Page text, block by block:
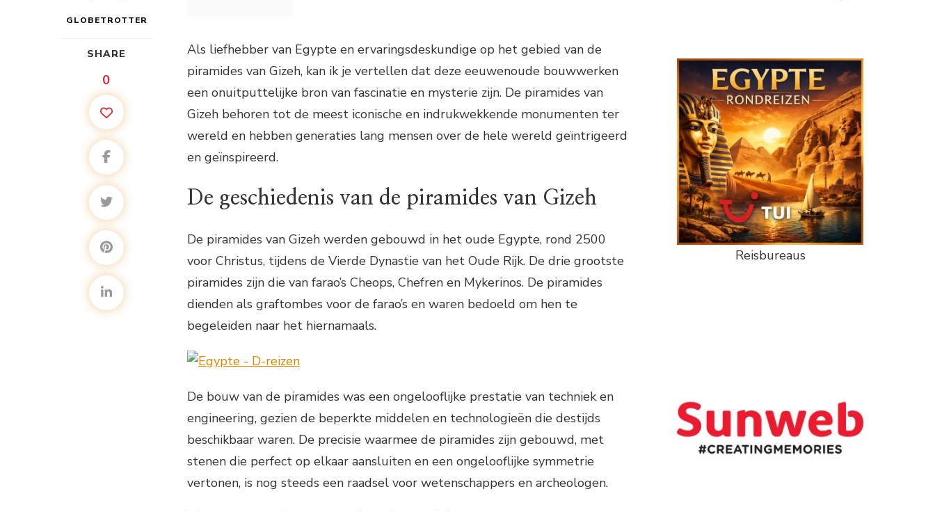
GLOBETROTTER
SHARE
0
Als liefhebber van Egypte en ervaringsdeskundige op het gebied van de
piramides van Gizeh, kan ik je vertellen dat deze eeuwenoude bouwwerken
een onuitputtelijke bron van fascinatie en mysterie zijn. De piramides van
Gizeh behoren tot de meest iconische en indrukwekkende monumenten ter
wereld en hebben generaties lang mensen over de hele wereld geïntrigeerd
en geïnspireerd.
De geschiedenis van de piramides van Gizeh
De piramides van Gizeh werden gebouwd in het oude Egypte, rond 2500
voor Christus, tijdens de Vierde Dynastie van het Oude Rijk. De drie grootste
piramides zijn die van farao’s Cheops, Chefren en Mykerinos. De piramides
dienden als graftombes voor de farao’s en waren bedoeld om hen te
begeleiden naar het hiernamaals.
De bouw van de piramides was een ongelooflijke prestatie van techniek en
engineering, gezien de beperkte middelen en technologieën die destijds
beschikbaar waren. De precisie waarmee de piramides zijn gebouwd, met
stenen die perfect op elkaar aansluiten en een ongelooflijke symmetrie
vertonen, is nog steeds een raadsel voor wetenschappers en archeologen.
Reisbureaus